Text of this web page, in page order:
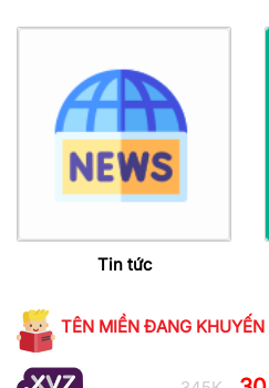
Tin tức
TÊN MIỀN ĐANG KHUYẾN